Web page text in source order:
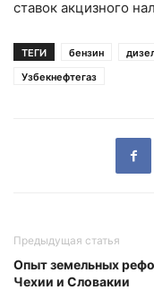
ставок акцизного
ТЕГИ бензин
Узбекнефтегаз
Предыдущая статья
Опыт земельных
Чехии и Словакии